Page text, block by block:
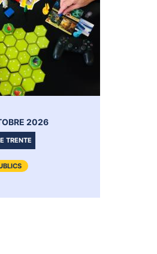
2026
TRENTE